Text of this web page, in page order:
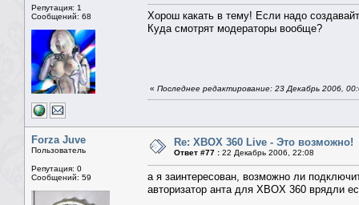
Репутация: 1
Сообщений: 68
Хорош какать в тему! Если надо
Куда смотрят модераторы вообще?
« Последнее редактирование: 23 Декабрь 2006,
Forza Juve
Пользователь
Репутация: 0
Сообщений: 59
Re: XBOX 360 Live - Это возможно!
Ответ #77 : 22 Декабрь 2006, 22:08
а я заинтересован, возможно ли
авторизатор анта для XBOX 360 врядли